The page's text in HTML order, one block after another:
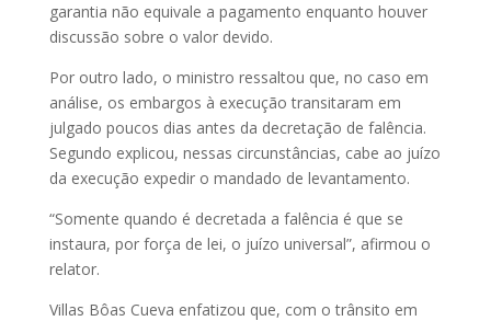
garantia não equivale a pagamento enquanto houver
discussão sobre o valor devido.
Por outro lado, o ministro ressaltou que, no caso em
análise, os embargos à execução transitaram em
julgado poucos dias antes da decretação de falência.
Segundo explicou, nessas circunstâncias, cabe ao juízo
da execução expedir o mandado de levantamento.
“Somente quando é decretada a falência é que se
instaura, por força de lei, o juízo universal”, afirmou o
relator.
Villas Bôas Cueva enfatizou que, com o trânsito em